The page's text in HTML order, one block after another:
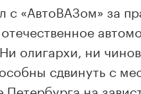
«АвтоВАЗом» за
олигархи, ни
сдвинуть с
на